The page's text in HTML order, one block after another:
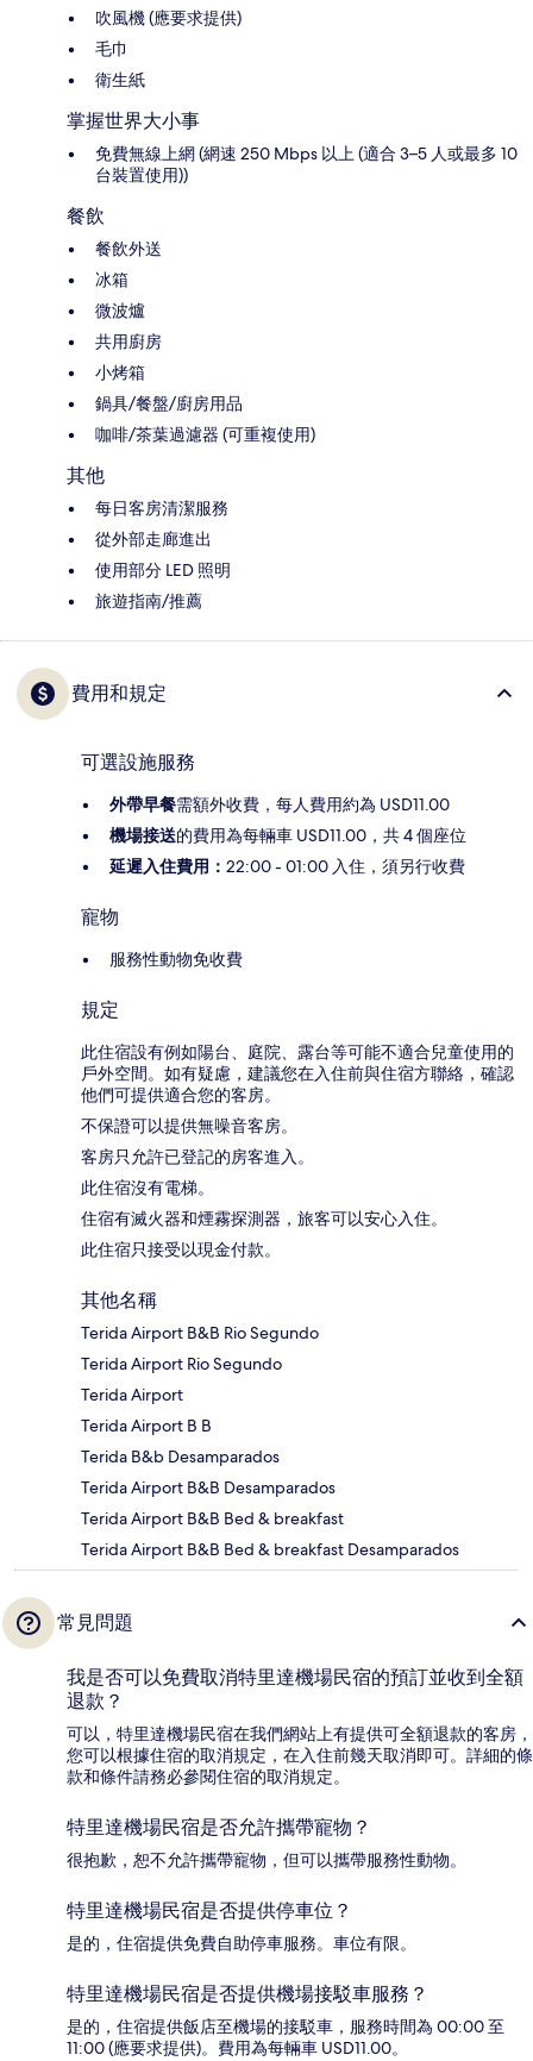
吹風機 (應要求提供)
毛巾
衛生紙
掌握世界大小事
免費無線上網 (網速 250 Mbps 以上 (適合 3–5 人或最多 10
台裝置使用))
餐飲
餐飲外送
冰箱
微波爐
共用廚房
小烤箱
鍋具/餐盤/廚房用品
咖啡/茶葉過濾器 (可重複使用)
其他
每日客房清潔服務
從外部走廊進出
使用部分 LED 照明
旅遊指南/推薦
費用和規定
可選設施服務
外帶早餐需額外收費，每人費用約為 USD11.00
機場接送的費用為每輛車 USD11.00，共 4 個座位
延遲入住費用： 22:00 - 01:00 入住，須另行收費
寵物
服務性動物免收費
規定
此住宿設有例如陽台、庭院、露台等可能不適合兒童使用的
戶外空間。如有疑慮，建議您在入住前與住宿方聯絡，確認
他們可提供適合您的客房。
不保證可以提供無噪音客房。
客房只允許已登記的房客進入。
此住宿沒有電梯。
住宿有滅火器和煙霧探測器，旅客可以安心入住。
此住宿只接受以現金付款。
其他名稱
Terida Airport B&B Rio Segundo
Terida Airport Rio Segundo
Terida Airport
Terida Airport B B
Terida B&b Desamparados
Terida Airport B&B Desamparados
Terida Airport B&B Bed & breakfast
Terida Airport B&B Bed & breakfast Desamparados
常見問題
我是否可以免費取消特里達機場民宿的預訂並收到全額
退款？
可以，特里達機場民宿在我們網站上有提供可全額退款的客房，
您可以根據住宿的取消規定，在入住前幾天取消即可。詳細的條
款和條件請務必參閱住宿的取消規定。
特里達機場民宿是否允許攜帶寵物？
很抱歉，恕不允許攜帶寵物，但可以攜帶服務性動物。
特里達機場民宿是否提供停車位？
是的，住宿提供免費自助停車服務。車位有限。
特里達機場民宿是否提供機場接駁車服務？
是的，住宿提供飯店至機場的接駁車，服務時間為 00:00 至
11:00 (應要求提供)。費用為每輛車 USD11.00。